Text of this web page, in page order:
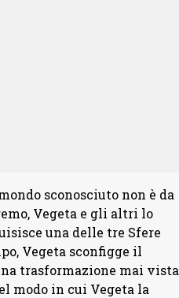
sconosciuto non è da
Vegeta e gli altri lo
una delle tre Sfere
Vegeta sconfigge il
trasformazione mai vista
modo in cui Vegeta la